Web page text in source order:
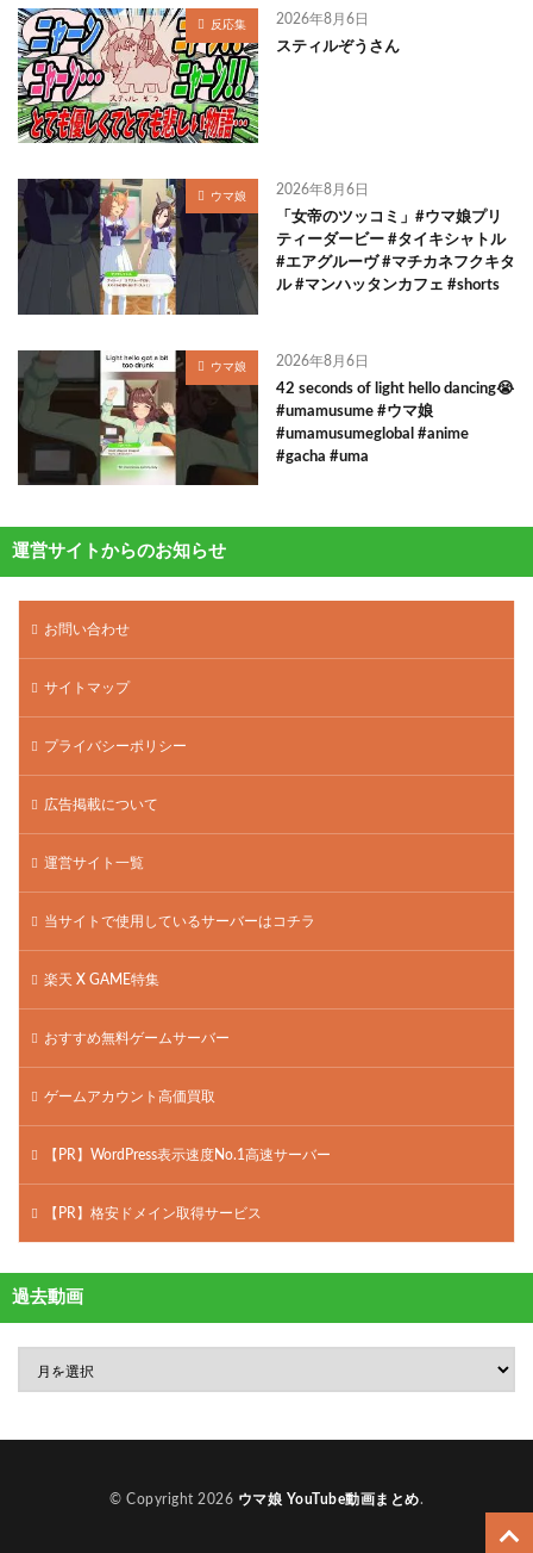
反応集 2026年8月6日
スティルぞうさん
ウマ娘 2026年8月6日
「女帝のツッコミ」#ウマ娘プリ
ティーダービー #タイキシャトル
#エアグルーヴ #マチカネフクキタ
ル #マンハッタンカフェ #shorts
ウマ娘 2026年8月6日
42 seconds of light hello dancing😭
#umamusume #ウマ娘
#umamusumeglobal #anime
#gacha #uma
運営サイトからのお知らせ
お問い合わせ
サイトマップ
プライバシーポリシー
広告掲載について
運営サイト一覧
当サイトで使用しているサーバーはコチラ
楽天 X GAME特集
おすすめ無料ゲームサーバー
ゲームアカウント高価買取
【PR】WordPress表示速度No.1高速サーバー
【PR】格安ドメイン取得サービス
過去動画
© Copyright 2026 ウマ娘 YouTube動画まとめ.